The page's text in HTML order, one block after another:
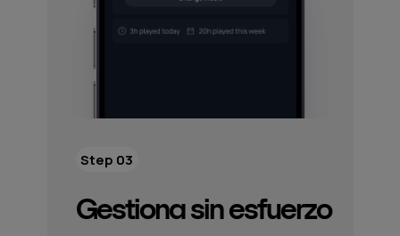
Gestiona sin esfuerzo
Step 03